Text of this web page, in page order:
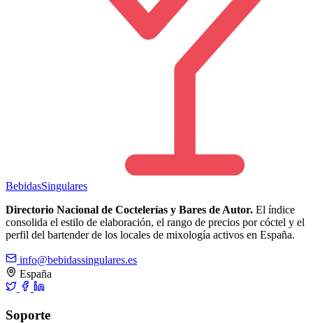
BebidasSingulares
Directorio Nacional de Coctelerías y Bares de Autor. El índice
consolida el estilo de elaboración, el rango de precios por cóctel y el
perfil del bartender de los locales de mixología activos en España.
info@bebidassingulares.es
España
Soporte